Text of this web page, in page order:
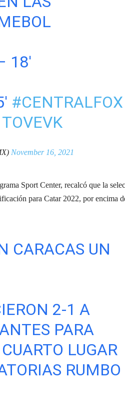
18'
#CENTRALFOX
November 16, 2021
Sport Center, recalcó que la
para Catar 2022, por encima
CARACAS UN
2-1 A
PARA
LUGAR
RUMBO